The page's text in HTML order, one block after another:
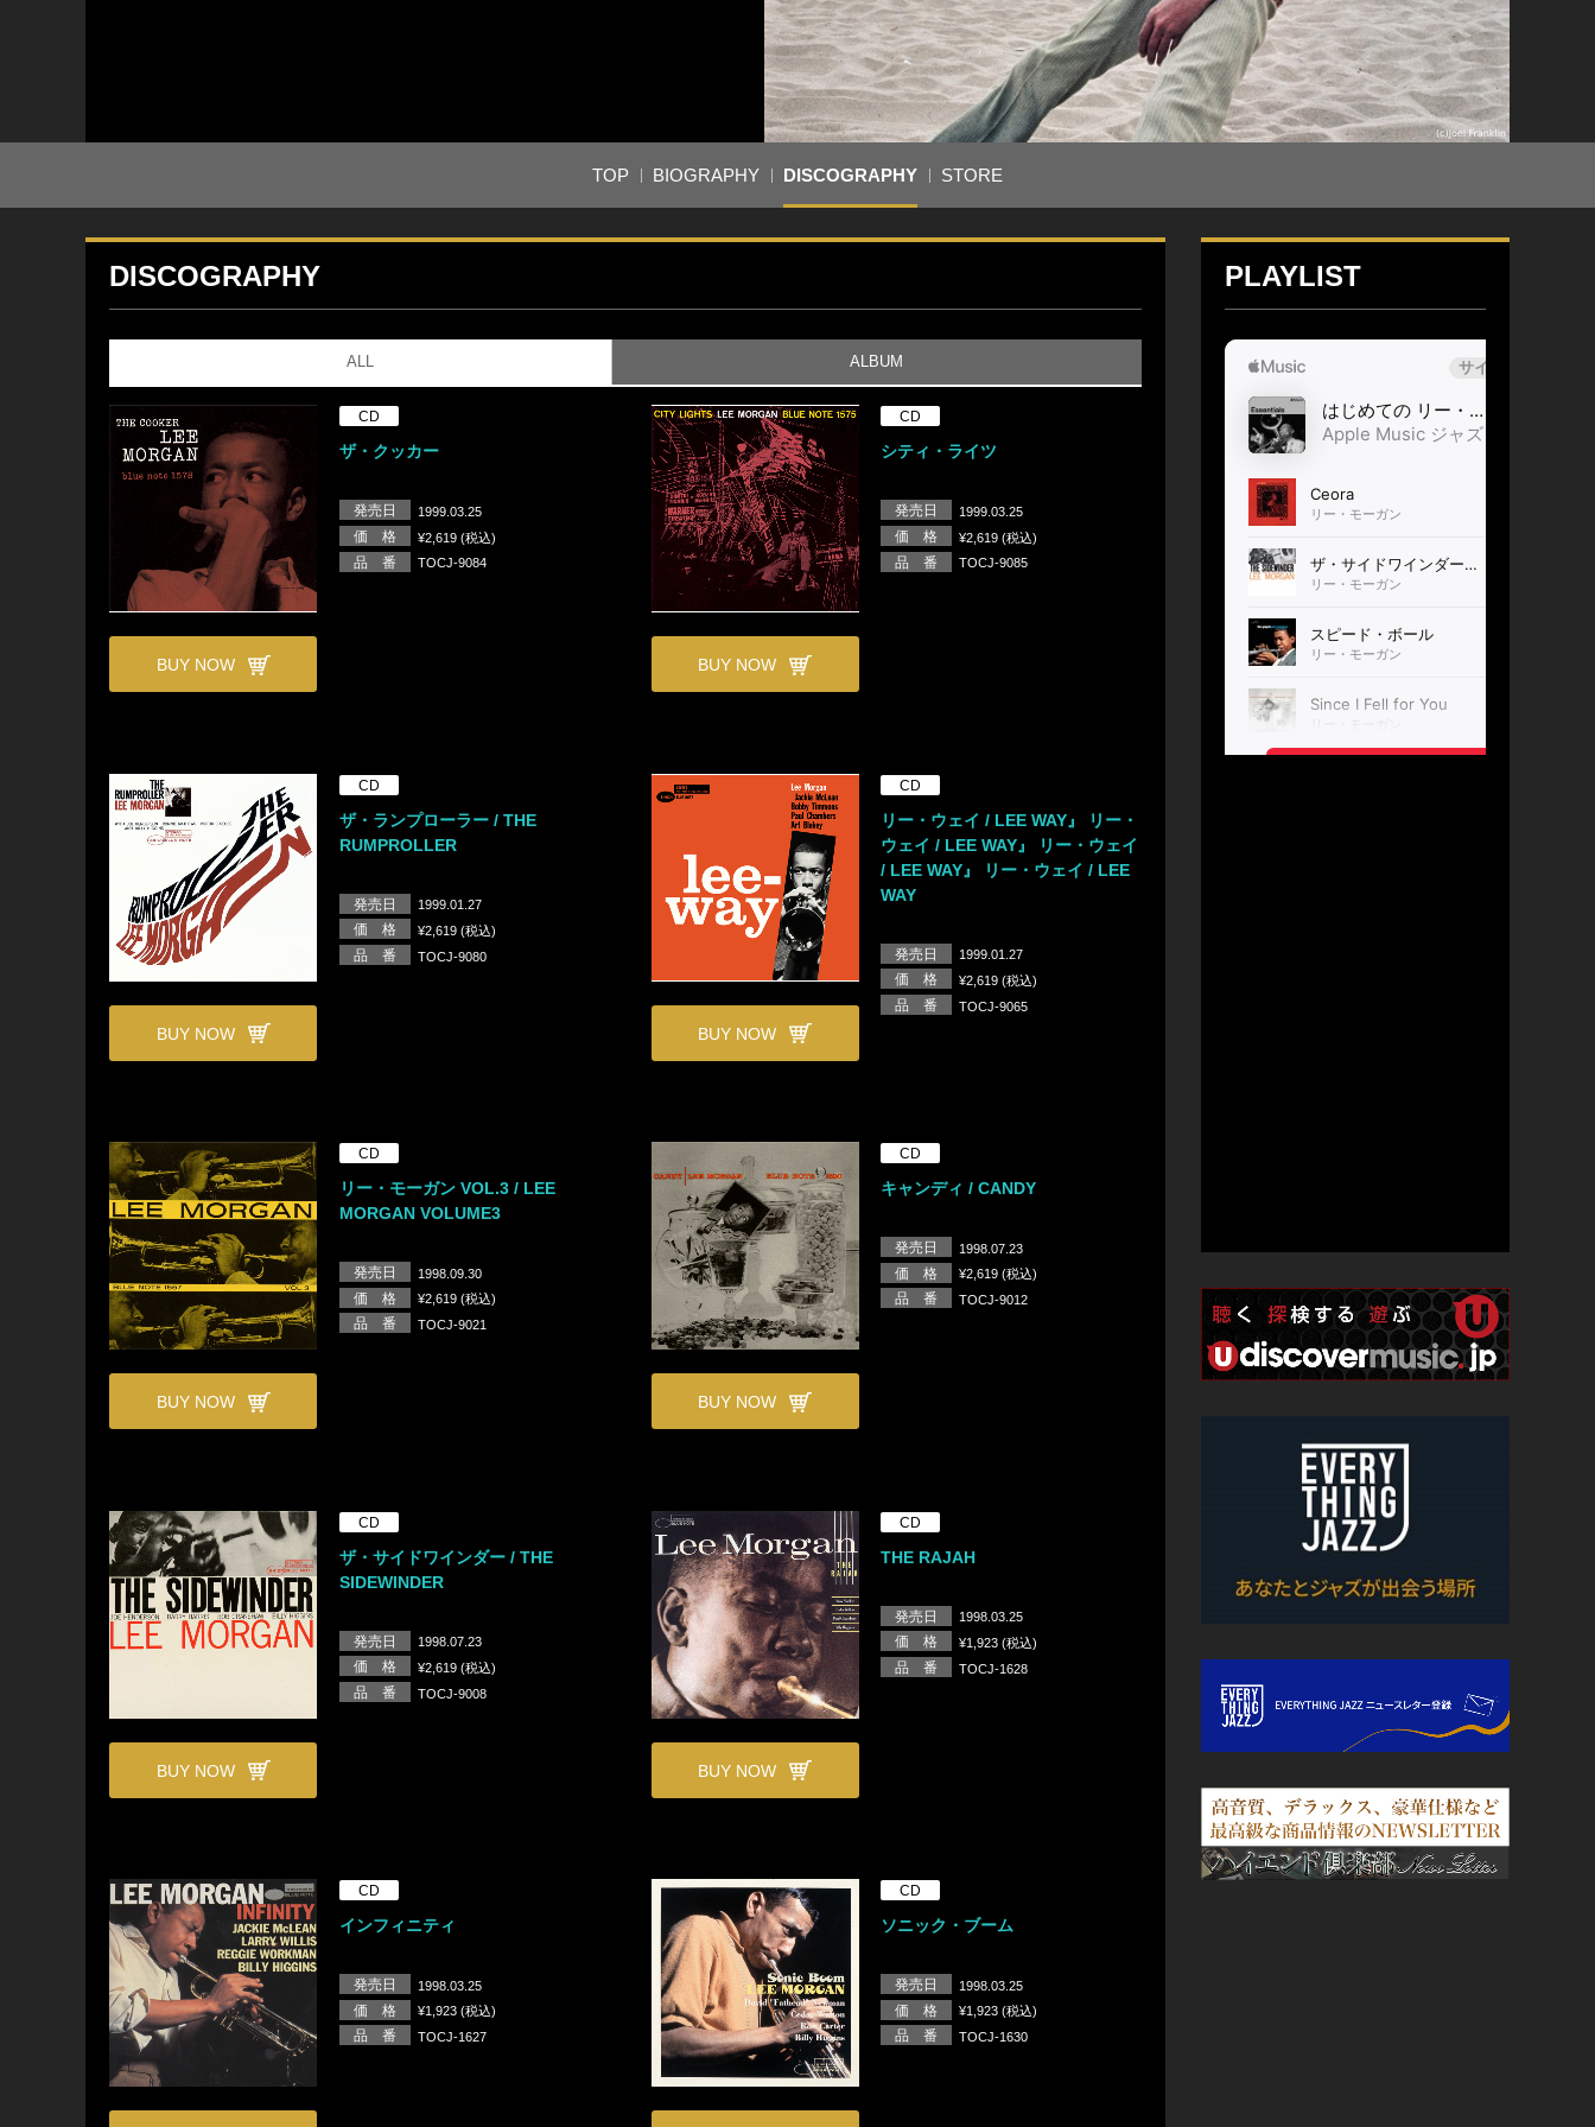
TOP BIOGRAPHY DISCOGRAPHY STORE
DISCOGRAPHY
ALL ALBUM
BUY NOW
CD
ザ・クッカー
発売日 1999.03.25
価 格 ¥2,619 (税込)
品 番 TOCJ-9084
BUY NOW
CD
シティ・ライツ
発売日 1999.03.25
価 格 ¥2,619 (税込)
品 番 TOCJ-9085
BUY NOW
CD
ザ・ランプローラー / THE
RUMPROLLER
発売日 1999.01.27
価 格 ¥2,619 (税込)
品 番 TOCJ-9080
BUY NOW
CD
リー・ウェイ / LEE WAY』 リー・
ウェイ / LEE WAY』 リー・ウェイ
/ LEE WAY』 リー・ウェイ / LEE
WAY
発売日 1999.01.27
価 格 ¥2,619 (税込)
品 番 TOCJ-9065
BUY NOW
CD
リー・モーガン VOL.3 / LEE
MORGAN VOLUME3
発売日 1998.09.30
価 格 ¥2,619 (税込)
品 番 TOCJ-9021
BUY NOW
CD
キャンディ / CANDY
発売日 1998.07.23
価 格 ¥2,619 (税込)
品 番 TOCJ-9012
BUY NOW
CD
ザ・サイドワインダー / THE
SIDEWINDER
発売日 1998.07.23
価 格 ¥2,619 (税込)
品 番 TOCJ-9008
BUY NOW
CD
THE RAJAH
発売日 1998.03.25
価 格 ¥1,923 (税込)
品 番 TOCJ-1628
CD
インフィニティ
発売日 1998.03.25
価 格 ¥1,923 (税込)
品 番 TOCJ-1627
CD
ソニック・ブーム
発売日 1998.03.25
価 格 ¥1,923 (税込)
品 番 TOCJ-1630
PLAYLIST